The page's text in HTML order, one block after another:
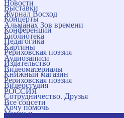
Новости
Журнал Восход
Альманах Зов времени
Библиотека
Картины
Аудиозаписи
Видеоматериалы
Рериховская поэзия
РОССИЯ
Все соцсети
Музеи и
Выставки
Концерты
Конференции
Педагогика
Рериховская поэзия
Издательство
Книжный магазин
Видеостудия
Сотрудничество. Друзья
Хочу помочь